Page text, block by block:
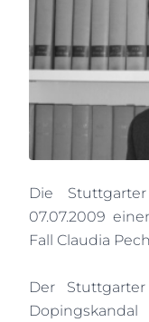
Die
07.07.2009
Fall Claudia
Der